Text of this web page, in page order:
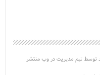
توسط تیم مدیریت در وب منتشر